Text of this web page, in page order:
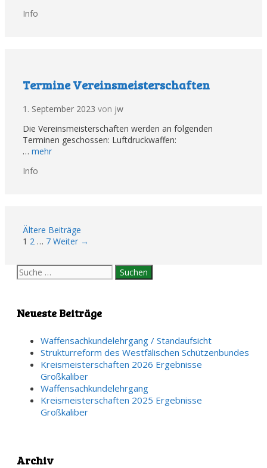
Kategorien
Info
Termine Vereinsmeisterschaften
1. September 2023 von jw
Die Vereinsmeisterschaften werden an folgenden
Terminen geschossen: Luftdruckwaffen:
… mehr
Kategorien
Info
Beitrags-
Navigation
Ältere Beiträge
1 2 … 7 Weiter →
Suche
nach:
Neueste Beiträge
Waffensachkundelehrgang / Standaufsicht
Strukturreform des Westfälischen Schützenbundes
Kreismeisterschaften 2026 Ergebnisse
Großkaliber
Waffensachkundelehrgang
Kreismeisterschaften 2025 Ergebnisse
Großkaliber
Archiv